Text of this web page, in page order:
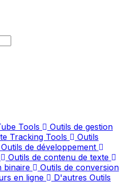
Tools
Outils de gestion
Tracking Tools
Outils
Outils de développement
Outils de contenu de texte
binaire
Outils de conversion
en ligne
D'autres Outils